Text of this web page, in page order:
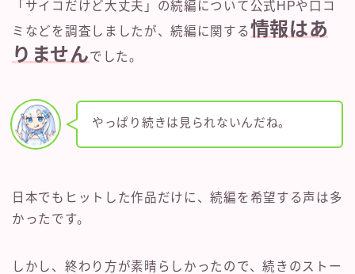
「サイコだけど大丈夫」の続編について公式HPや口コ
ミなどを調査しましたが、続編に関する情報はあ
りませんでした。
やっぱり続きは見られないんだね。
日本でもヒットした作品だけに、続編を希望する声は多
かったです。
しかし、終わり方が素晴らしかったので、続きのストー